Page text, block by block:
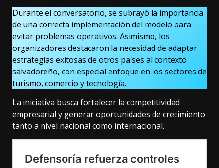
Durante el conversatorio, se subrayó la importancia
de una correcta implementación del modelo para
evitar problemas operativos. Asimismo, los
organizadores destacaron la necesidad de adaptar
estrategias exitosas de otros países al contexto
salvadoreño, con especial enfoque en los sectores de
turismo, comercio y tecnología.
La iniciativa busca fortalecer la competitividad
empresarial y generar oportunidades de crecimiento
tanto a nivel nacional como internacional.